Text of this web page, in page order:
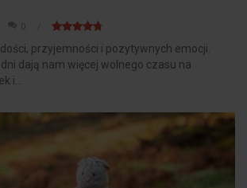
0
przyjemności i pozytywnych emocji.
dni dają nam więcej wolnego czasu na
i...